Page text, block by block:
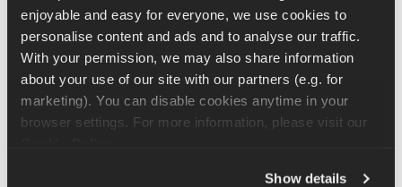
enjoyable and easy for everyone, we use cookies to
personalise content and ads and to analyse our traffic.
With your permission, we may also share information
about your use of our site with our partners (e.g. for
marketing). You can disable cookies anytime in your
Show details
irte. De este modo, seguirás recibiendo las carreras clave
de y podrás relajarte cuando estés fuera.
Si estás al principio de tu plan ¡es menos preocupante!
Esto se debe a que no se espera que hagas tus carreras más
largas y físicamente más exigentes hasta más adelante en tu
objetivos a más largo plazo💪).